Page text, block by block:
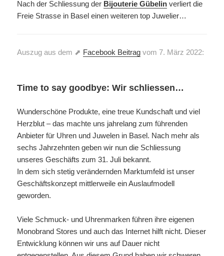
Nach der Schliessung der Bijouterie Gübelin verliert die
Freie Strasse in Basel einen weiteren top Juwelier…
Auszug aus dem ⬈ Facebook Beitrag vom 7. März 2022:
Time to say goodbye: Wir schliessen…
Wunderschöne Produkte, eine treue Kundschaft und viel
Herzblut – das machte uns jahrelang zum führenden
Anbieter für Uhren und Juwelen in Basel. Nach mehr als
sechs Jahrzehnten geben wir nun die Schliessung
unseres Geschäfts zum 31. Juli bekannt.
In dem sich stetig verändernden Marktumfeld ist unser
Geschäftskonzept mittlerweile ein Auslaufmodell
geworden.
Viele Schmuck- und Uhrenmarken führen ihre eigenen
Monobrand Stores und auch das Internet hilft nicht. Dieser
Entwicklung können wir uns auf Dauer nicht